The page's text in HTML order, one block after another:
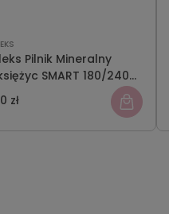
Pilnik Mineralny
SMART 180/240
zł